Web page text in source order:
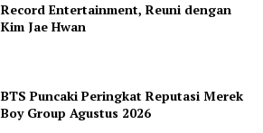
Record Entertainment, Reuni dengan
Kim Jae Hwan
BTS Puncaki Peringkat Reputasi Merek
Boy Group Agustus 2026